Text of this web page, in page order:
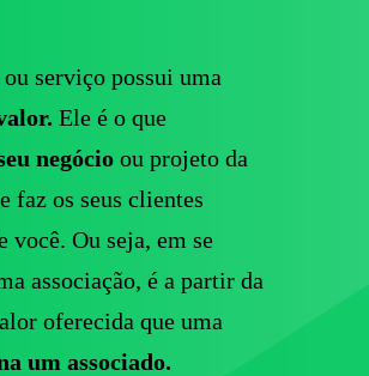
serviço possui uma
Ele é o que
negócio ou projeto da
faz os seus clientes
você. Ou seja, em se
associação, é a partir da
oferecida que uma
um associado.